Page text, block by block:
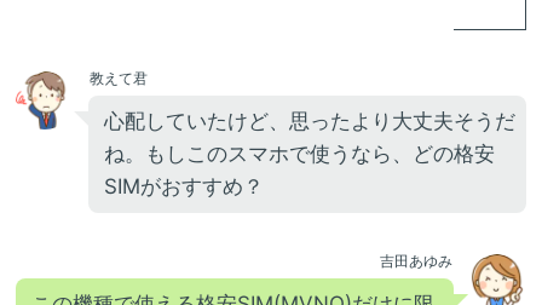
教えて君
心配していたけど、思ったより大丈夫そうだ
ね。もしこのスマホで使うなら、どの格安
SIMがおすすめ？
吉田あゆみ